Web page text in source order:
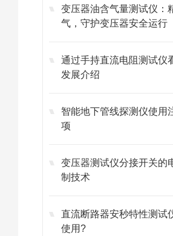
变压器油含气量测试仪：
气，守护变压器安全运行
通过手持直流电阻测试仪
发展介绍
智能地下管线探测仪使用
项
变压器测试仪分接开关的
制技术
直流断路器安秒特性测试
使用?